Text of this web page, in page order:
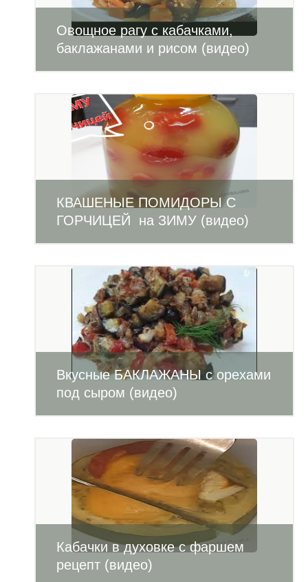
Овощное рагу с кабачками,
баклажанами и рисом (видео)
КВАШЕНЫЕ ПОМИДОРЫ С
ГОРЧИЦЕЙ на ЗИМУ (видео)
Вкусные БАКЛАЖАНЫ с орехами
под сыром (видео)
Кабачки в духовке с фаршем
рецепт (видео)